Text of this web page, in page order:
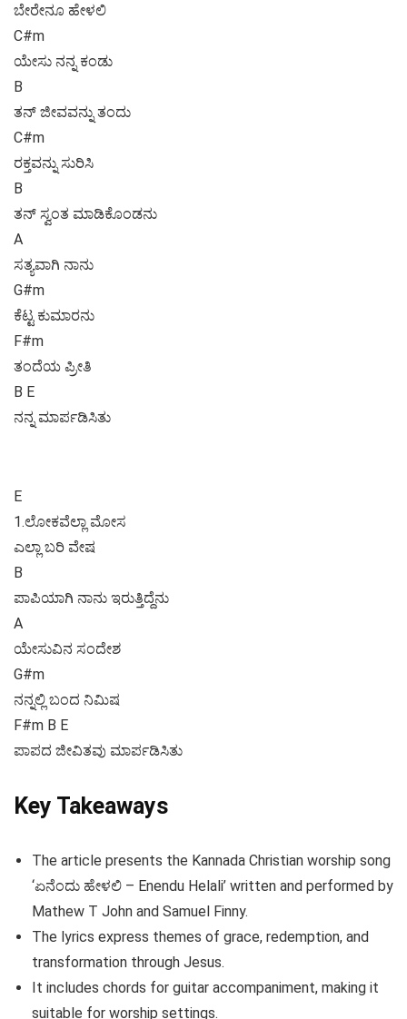
ಬೇರೇನೂ ಹೇಳಲಿ
C#m
ಯೇಸು ನನ್ನ ಕಂಡು
B
ತನ್ ಜೀವವನ್ನು ತಂದು
C#m
ರಕ್ತವನ್ನು ಸುರಿಸಿ
B
ತನ್ ಸ್ವಂತ ಮಾಡಿಕೊಂಡನು
A
ಸತ್ಯವಾಗಿ ನಾನು
G#m
ಕೆಟ್ಟ ಕುಮಾರನು
F#m
ತಂದೆಯ ಪ್ರೀತಿ
B E
ನನ್ನ ಮಾರ್ಪಡಿಸಿತು
E
1.ಲೋಕವೆಲ್ಲಾ ಮೋಸ
ಎಲ್ಲಾ ಬರಿ ವೇಷ
B
ಪಾಪಿಯಾಗಿ ನಾನು ಇರುತ್ತಿದ್ದೆನು
A
ಯೇಸುವಿನ ಸಂದೇಶ
G#m
ನನ್ನಲ್ಲಿ ಬಂದ ನಿಮಿಷ
F#m B E
ಪಾಪದ ಜೀವಿತವು ಮಾರ್ಪಡಿಸಿತು
Key Takeaways
The article presents the Kannada Christian worship song
‘ಏನೆಂದು ಹೇಳಲಿ – Enendu Helali’ written and performed by
Mathew T John and Samuel Finny.
The lyrics express themes of grace, redemption, and
transformation through Jesus.
It includes chords for guitar accompaniment, making it
suitable for worship settings.